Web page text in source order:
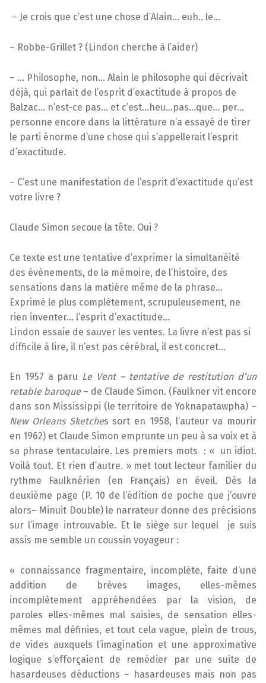
– Je crois que c’est une chose d’Alain… euh.. le…
– Robbe-Grillet ? (Lindon cherche à l’aider)
– … Philosophe, non… Alain le philosophe qui décrivait
déjà, qui parlait de l’esprit d’exactitude à propos de
Balzac… n’est-ce pas… et c’est…heu…pas…que… per…
personne encore dans la littérature n’a essayé de tirer
le parti énorme d’une chose qui s’appellerait l’esprit
d’exactitude.
– C’est une manifestation de l’esprit d’exactitude qu’est
votre livre ?
Claude Simon secoue la tête. Oui ?
Ce texte est une tentative d’exprimer la simultanéité
des évènements, de la mémoire, de l’histoire, des
sensations dans la matière même de la phrase…
Exprimé le plus complètement, scrupuleusement, ne
rien inventer… l’esprit d’exactitude…
Lindon essaie de sauver les ventes. La livre n’est pas si
difficile à lire, il n’est pas cérébral, il est concret…
En 1957 a paru Le Vent – tentative de restitution d’un
retable baroque – de Claude Simon. (Faulkner vit encore
dans son Mississippi (le territoire de Yoknapatawpha) –
New Orleans Sketches sort en 1958, l’auteur va mourir
en 1962) et Claude Simon emprunte un peu à sa voix et à
sa phrase tentaculaire. Les premiers mots : « un idiot.
Voilà tout. Et rien d’autre. » met tout lecteur familier du
rythme Faulknérien (en Français) en éveil. Dès la
deuxième page (P. 10 de l’édition de poche que j’ouvre
alors– Minuit Double) le narrateur donne des précisions
sur l’image introuvable. Et le siège sur lequel je suis
assis me semble un coussin voyageur :
« connaissance fragmentaire, incomplète, faite d’une
addition de brèves images, elles-mêmes
incomplètement appréhendées par la vision, de
paroles elles-mêmes mal saisies, de sensation elles-
mêmes mal définies, et tout cela vague, plein de trous,
de vides auxquels l’imagination et une approximative
logique s’efforçaient de remédier par une suite de
hasardeuses déductions – hasardeuses mais non pas